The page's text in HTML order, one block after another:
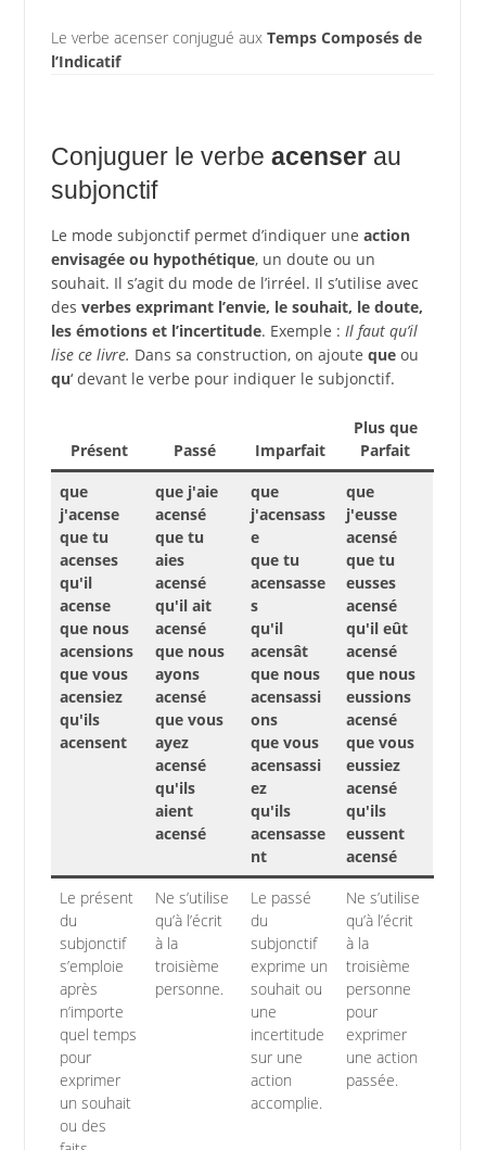
Le verbe acenser conjugué aux Temps Composés de
l’Indicatif
Conjuguer le verbe acenserau
subjonctif
Le mode subjonctif permet d’indiquer une action
envisagée ou hypothétique, un doute ou un
souhait. Il s’agit du mode de l’irréel. Il s’utilise avec
des verbes exprimant l’envie, le souhait, le doute,
les émotions et l’incertitude. Exemple : Il faut qu’il
lise ce livre. Dans sa construction, on ajoute queou
qu‘ devant le verbe pour indiquer le subjonctif.
Présent Passé Imparfait
Plus que
Parfait
que
j'acense
que tu
acenses
qu'il
acense
que nous
acensions
que vous
acensiez
qu'ils
acensent
que j'aie
acensé
que tu
aies
acensé
qu'il ait
acensé
que nous
ayons
acensé
que vous
ayez
acensé
qu'ils
aient
acensé
que
j'acensass
e
que tu
acensasse
s
qu'il
acensât
que nous
acensassi
ons
que vous
acensassi
ez
qu'ils
acensasse
nt
que
j'eusse
acensé
que tu
eusses
acensé
qu'il eût
acensé
que nous
eussions
acensé
que vous
eussiez
acensé
qu'ils
eussent
acensé
Le présent
du
subjonctif
s’emploie
après
n’importe
quel temps
pour
exprimer
un souhait
ou des
Ne s’utilise
qu’à l’écrit
à la
troisième
personne.
Le passé
du
subjonctif
exprime un
souhait ou
une
incertitude
sur une
action
accomplie.
Ne s’utilise
qu’à l’écrit
à la
troisième
personne
pour
exprimer
une action
passée.